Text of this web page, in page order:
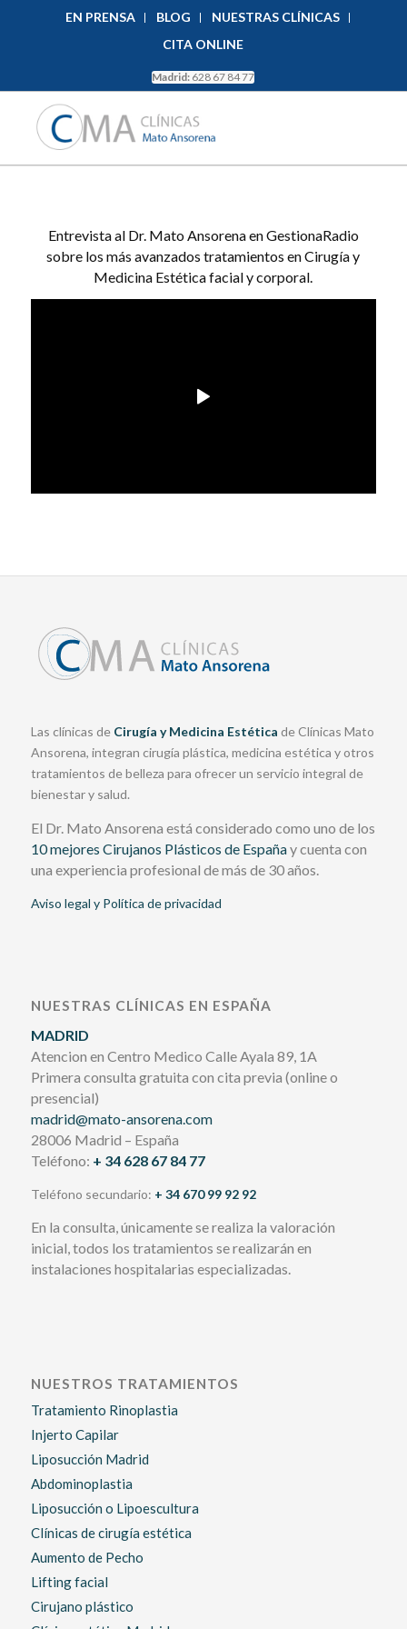
EN PRENSA BLOG
NUESTRAS CLÍNICAS
CITA ONLINE
Madrid: 628 67 84 77
Entrevista al Dr. Mato Ansorena en GestionaRadio
sobre los más avanzados tratamientos en Cirugía y
Medicina Estética facial y corporal.
Las clínicas de Cirugía y Medicina Estética de Clínicas Mato
Ansorena, integran cirugía plástica, medicina estética y otros
tratamientos de belleza para ofrecer un servicio integral de
bienestar y salud.
El Dr. Mato Ansorena está considerado como uno de los
10 mejores Cirujanos Plásticos de Españay cuenta con
una experiencia profesional de más de 30 años.
Aviso legal y Política de privacidad
NUESTRAS CLÍNICAS EN ESPAÑA
MADRID
Atencion en Centro Medico Calle Ayala 89, 1A
Primera consulta gratuita con cita previa (online o
presencial)
madrid@mato-ansorena.com
28006 Madrid – España
Teléfono: + 34 628 67 84 77
Teléfono secundario: + 34 670 99 92 92
En la consulta, únicamente se realiza la valoración
inicial, todos los tratamientos se realizarán en
instalaciones hospitalarias especializadas.
NUESTROS TRATAMIENTOS
Tratamiento Rinoplastia
Injerto Capilar
Liposucción Madrid
Abdominoplastia
Liposucción o Lipoescultura
Clínicas de cirugía estética
Aumento de Pecho
Lifting facial
Cirujano plástico